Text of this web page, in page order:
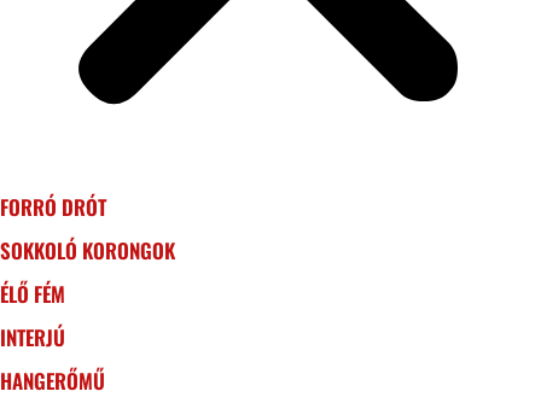
FORRÓ DRÓT
SOKKOLÓ KORONGOK
ÉLŐ FÉM
INTERJÚ
HANGERŐMŰ